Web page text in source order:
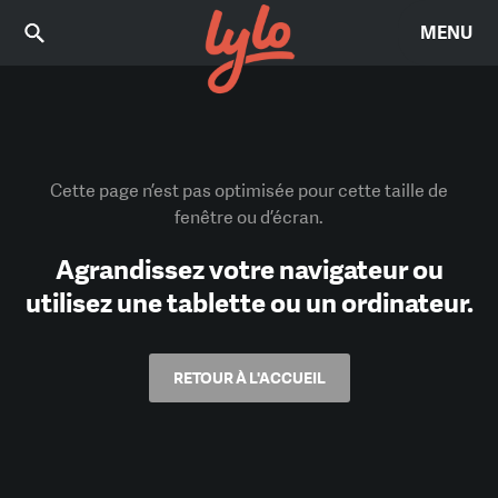
MENU
Cette page n’est pas optimisée pour cette taille de
fenêtre ou d’écran.
Agrandissez votre navigateur ou
utilisez une tablette ou un ordinateur.
RETOUR À L'ACCUEIL